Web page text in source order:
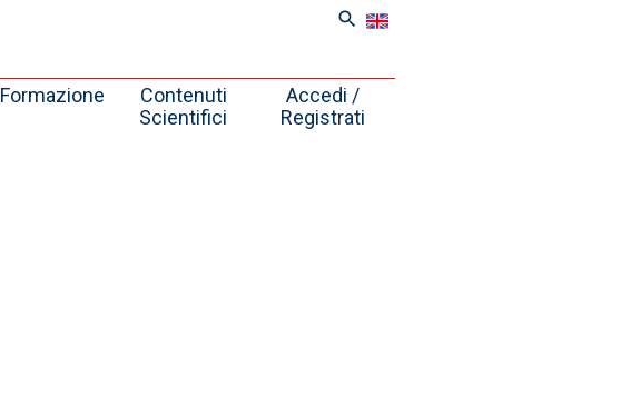
search
Formazione
Contenuti
Scientifici
Accedi /
Registrati